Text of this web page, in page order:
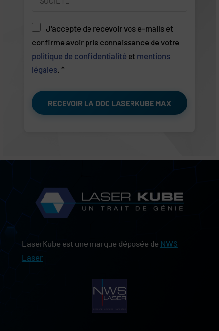
J'accepte de recevoir vos e-mails et
confirme avoir pris connaissance de votre
politique de confidentialité et mentions
légales. *
LaserKube est une marque déposée de NWS
Laser